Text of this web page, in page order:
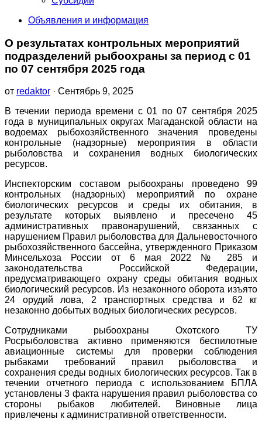
Объявления и информация
О результатах контрольных мероприятий
подразделений рыбоохраны за период с 01
по 07 сентября 2025 года
от redaktor · Сентябрь 9, 2025
В течении периода времени с 01 по 07 сентября 2025
года в муниципальных округах Магаданской области на
водоемах рыбохозяйственного значения проведены
контрольные (надзорные) мероприятия в области
рыболовства и сохранения водных биологических
ресурсов.
Инспекторским составом рыбоохраны проведено 99
контрольных (надзорных) мероприятий по охране
биологических ресурсов и среды их обитания, в
результате которых выявлено и пресечено 45
административных правонарушений, связанных с
нарушением Правил рыболовства для Дальневосточного
рыбохозяйственного бассейна, утвержденного Приказом
Минсельхоза России от 6 мая 2022 № 285 и
законодательства Российской Федерации,
предусматривающего охрану среды обитания водных
биологический ресурсов. Из незаконного оборота изъято
24 орудий лова, 2 транспортных средства и 62 кг
незаконно добытых водных биологических ресурсов.
Сотрудниками рыбоохраны Охотского ТУ
Росрыболовства активно применяются беспилотные
авиационные системы для проверки соблюдения
рыбаками требований правил рыболовства и
сохранения среды водных биологических ресурсов. Так в
течении отчетного периода с использованием БПЛА
установлены 3 факта нарушения правил рыболовства со
стороны рыбаков любителей. Виновные лица
привлечены к административной ответственности.